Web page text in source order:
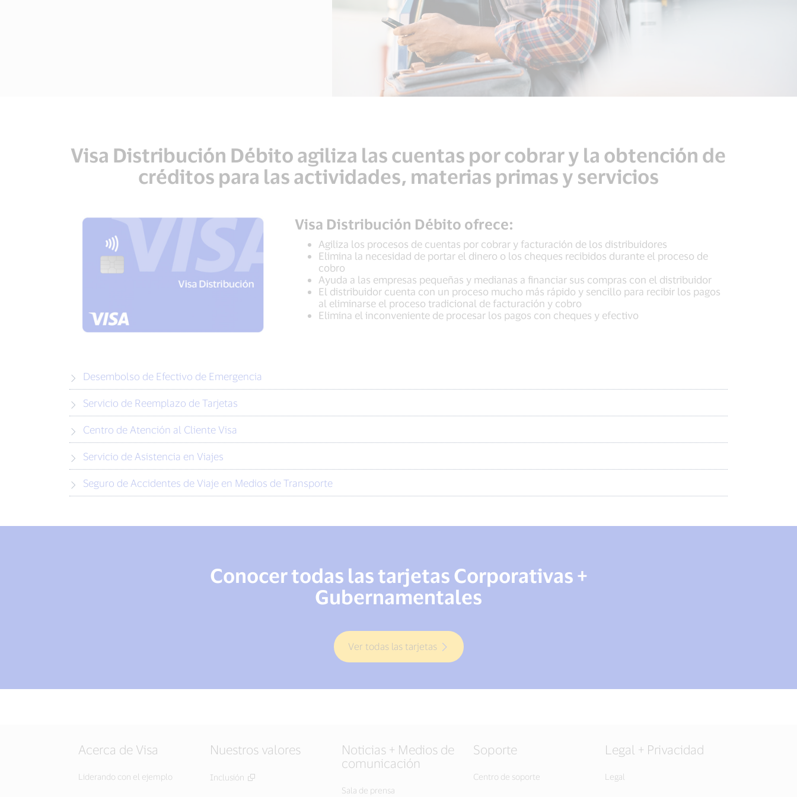
Visa Distribución Débito agiliza las cuentas por cobrar y la obtención de
créditos para las actividades, materias primas y servicios
Visa Distribución Débito ofrece:
Agiliza los procesos de cuentas por cobrar y facturación de los distribuidores
Elimina la necesidad de portar el dinero o los cheques recibidos durante el proceso de
cobro
Ayuda a las empresas pequeñas y medianas a financiar sus compras con el distribuidor
El distribuidor cuenta con un proceso mucho más rápido y sencillo para recibir los pagos
al eliminarse el proceso tradicional de facturación y cobro
Elimina el inconveniente de procesar los pagos con cheques y efectivo
Desembolso de Efectivo de Emergencia
Servicio de Reemplazo de Tarjetas
Centro de Atención al Cliente Visa
Servicio de Asistencia en Viajes
Seguro de Accidentes de Viaje en Medios de Transporte
Conocer todas las tarjetas Corporativas +
Gubernamentales
Ver todas las tarjetas
Acerca de Visa
Liderando con el ejemplo
Nuestros valores
Inclusión
Noticias + Medios de
comunicación
Sala de prensa
Soporte
Centro de soporte
Legal + Privacidad
Legal